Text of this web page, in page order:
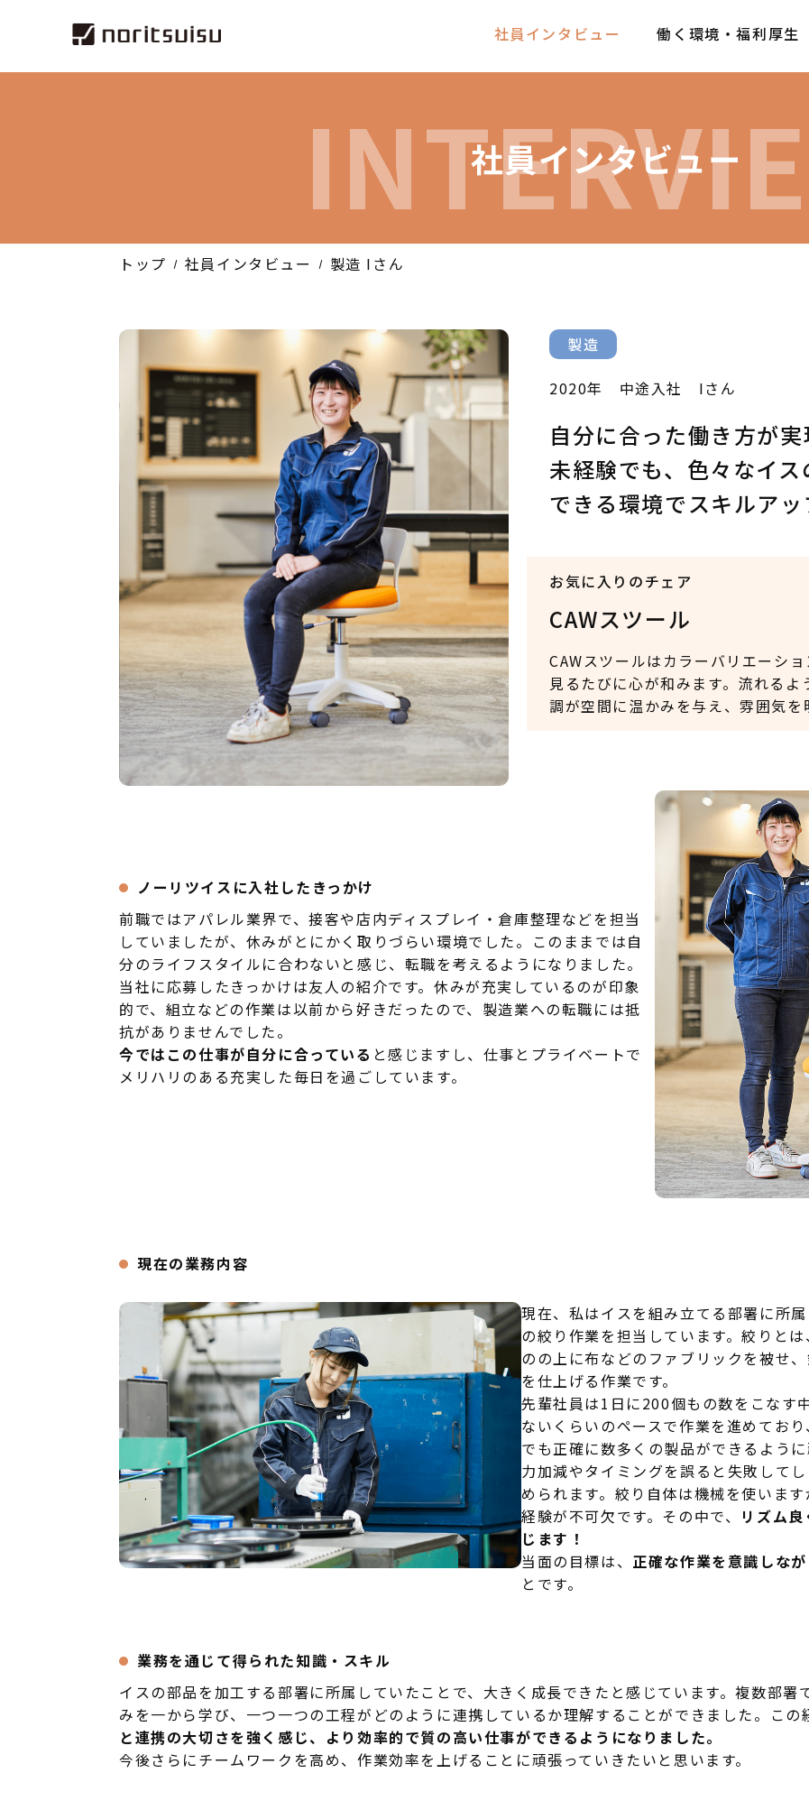
社員インタビュー 働く環境・福利厚生
社員インタビュー
トップ 社員インタビュー 製造 Iさん
製造
2020年 中途入社 Iさん
自分に合った働き方が実
未経験でも、色々なイ
できる環境でスキルアッ
お気に入りのチェア
CAWスツール
CAWスツールはカラーバリエーシ
見るたびに心が和みます。流れる
調が空間に温かみを与え、雰囲気を
ノーリツイスに入社したきっかけ
前職ではアパレル業界で、接客や店内ディスプレイ・倉庫整理などを担当
していましたが、休みがとにかく取りづらい環境でした。このままでは自
分のライフスタイルに合わないと感じ、転職を考えるようになりました。
当社に応募したきっかけは友人の紹介です。休みが充実しているのが印象
的で、組立などの作業は以前から好きだったので、製造業への転職には抵
抗がありませんでした。
今ではこの仕事が自分に合っている と感じますし、仕事とプライベートで
メリハリのある充実した毎日を過ごしています。
現在の業務内容
現在、私はイスを組み立てる部署に所
の絞り作業を担当しています。絞りと
のの上に布などのファブリックを被せ
を仕上げる作業です。
先輩社員は1日に200個もの数をこなす
ないくらいのペースで作業を進めてお
でも正確に数多くの製品ができるように
力加減やタイミングを誤ると失敗して
められます。絞り自体は機械を使いま
経験が不可欠です。その中で、 リズム
じます！
当面の目標は、 正確な作業を意識しな
とです。
業務を通じて得られた知識・スキル
イスの部品を加工する部署に所属していたことで、大きく成長できたと感じています。複数部署
みを一から学び、一つ一つの工程がどのように連携しているか理解することができました。この
と連携の大切さを強く感じ、より効率的で質の高い仕事ができるようになりました。
今後さらにチームワークを高め、作業効率を上げることに頑張っていきたいと思います。